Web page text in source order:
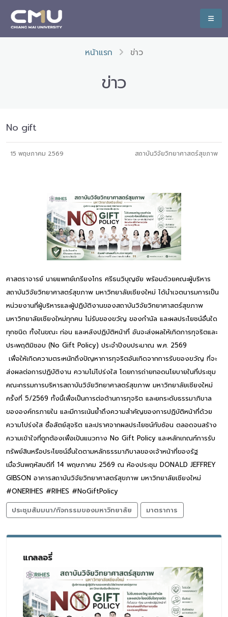
หน้าแรก ข่าว
ข่าว
No gift
15 พฤษภาคม 2569 สถาบันวิจัยวิทยาศาสตร์สุขภาพ
ศาสตราจารย์ นายแพทย์เกรียงไกร ศรีธนวิบุญชัย พร้อมด้วยคณะผู้บริหาร
สถาบันวิจัยวิทยาศาสตร์สุขภาพ มหาวิทยาลัยเชียงใหม่ ได้นำเจตนารมการเป็น
หน่วยงานที่ผู้บริหารและผู้ปฏิบัติงานของสถาบันวิจัยวิทยาศาสตร์สุขภาพ
มหาวิทยาลัยเชียงใหม่ทุกคน ไม่รับของขวัญ ของกำนัล และผลประโยชน์อื่นใด
ทุกชนิด ทั้งในขณะ ก่อน และหลังปฏิบัติหน้าที่ อันจะส่งผลให้เกิดการทุจริตและ
ประพฤติมิชอบ (No Gift Policy) ประจำปีงบประมาณ พ.ศ. 2569
เพื่อให้เกิดความตระหนักถึงปัญหาการทุจริตอันเกิดจากการรับของขวัญ ที่จะ
ส่งผลต่อการปฏิบัติงาน ความไม่โปร่งใส โดยการถ่ายทอดนโยบายในที่ประชุม
คณะกรรมการบริหารสถาบันวิจัยวิทยาศาสตร์สุขภาพ มหาวิทยาลัยเชียงใหม่
ครั้งที่ 5/2569 ทั้งนี้เพื่อเป็นการต่อต้านการทุจริต และยกระดับธรรมาภิบาล
ขององค์กรภายใน และมีการเน้นย้ำถึงความสำคัญของการปฏิบัติหน้าที่ด้วย
ความโปร่งใส ซื่อสัตย์สุจริต และปราศจากผลประโยชน์ทับซ้อน ตลอดจนสร้าง
ความเข้าใจที่ถูกต้องเพื่อเป้นแนวทาง No Gift Policy และหลักเกณฑ์การรับ
ทรัพย์สินหรือประโยชน์อื่นใดตามหลักธรรมาภิบาลของเจ้าหน้าที่ของรัฐ
เมื่อวันพฤหัสบดีที่ 14 พฤษภาคม 2569 ณ ห้องประชุม DONALD JEFFREY
GIBSON อาคารสถาบันวิจัยวิทยาศาสตร์สุขภาพ มหาวิทยาลัยเชียงใหม่
#ONERIHES #RIHES #NoGiftPolicy
ประชุมสัมมนา/กิจกรรมของมหาวิทยาลัย
มาตราการ
แกลลอรี่